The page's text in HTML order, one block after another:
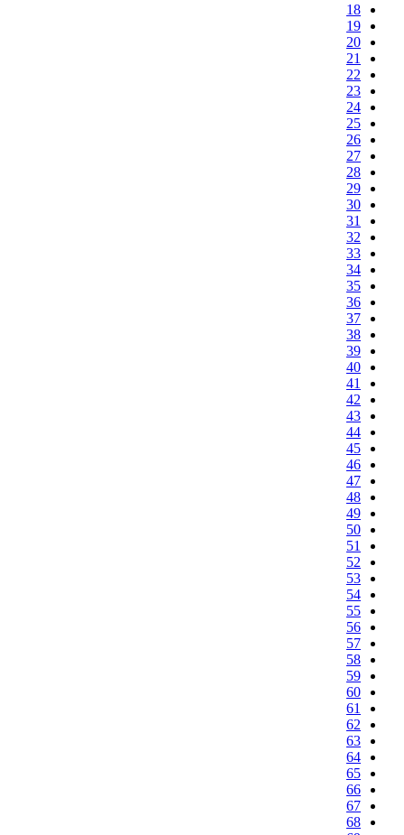
18
19
20
21
22
23
24
25
26
27
28
29
30
31
32
33
34
35
36
37
38
39
40
41
42
43
44
45
46
47
48
49
50
51
52
53
54
55
56
57
58
59
60
61
62
63
64
65
66
67
68